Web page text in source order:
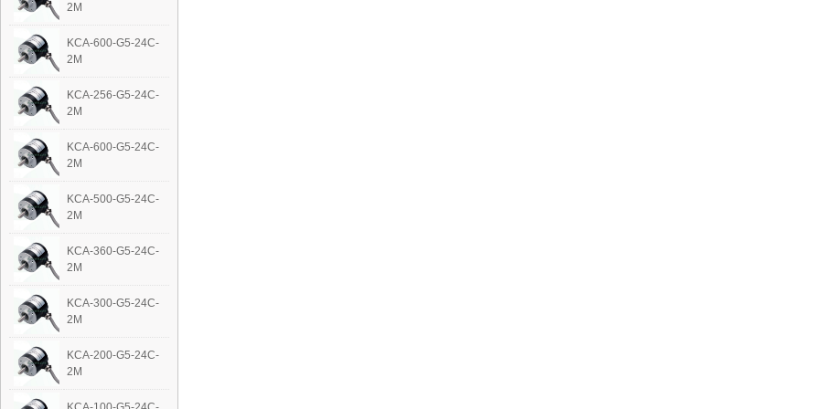
2M
KCA-600-G5-24C-
2M
KCA-256-G5-24C-
2M
KCA-600-G5-24C-
2M
KCA-500-G5-24C-
2M
KCA-360-G5-24C-
2M
KCA-300-G5-24C-
2M
KCA-200-G5-24C-
2M